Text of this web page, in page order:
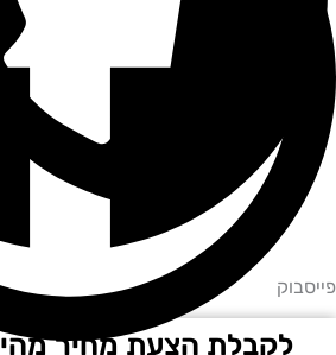
לקבלת הצעת מחיר